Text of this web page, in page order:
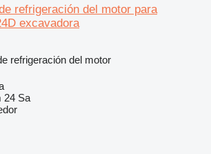
refrigeración del motor para
excavadora
refrigeración del motor
24 Sa